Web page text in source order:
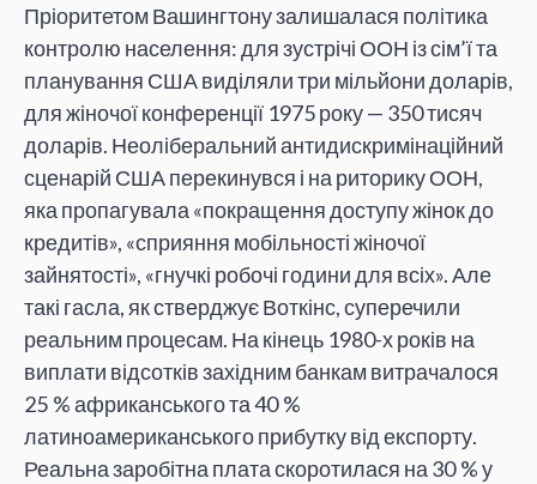
Пріоритетом Вашингтону залишалася політика
контролю населення: для зустрічі ООН із сім’ї та
планування США виділяли три мільйони доларів,
для жіночої конференції 1975 року — 350 тисяч
доларів. Неоліберальний антидискримінаційний
сценарій США перекинувся і на риторику ООН,
яка пропагувала «покращення доступу жінок до
кредитів», «сприяння мобільності жіночої
зайнятості», «гнучкі робочі години для всіх». Але
такі гасла, як стверджує Воткінс, суперечили
реальним процесам. На кінець 1980-х років на
виплати відсотків західним банкам витрачалося
25 % африканського та 40 %
латиноамериканського прибутку від експорту.
Реальна заробітна плата скоротилася на 30 % у